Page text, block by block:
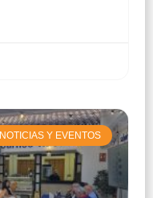
NOTICIAS Y EVENTOS